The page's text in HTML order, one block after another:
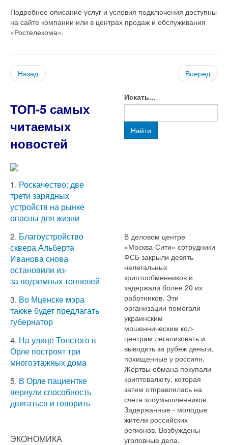
Подробное описание услуг и условия подключения доступны
на сайте компании или в центрах продаж и обслуживания
«Ростелекома».
Назад Вперед
ТОП-5 самых
читаемых
новостей
1. Роскачество: две
трети зарядных
устройств на рынке
опасны для жизни
2. Благоустройство
сквера Альберта
Иванова снова
остановили из-
за подземных тоннелей
3. Во Мценске мэра
также будет предлагать
губернатор
4. На улице Толстого в
Орле построят три
многоэтажных дома
5. В Орле пациентке
вернули способность
двигаться и говорить
ЭКОНОМИКА
Искать...
Найти
В деловом центре
«Москва-Сити» сотрудники
ФСБ закрыли девять
нелегальных
криптообменников и
задержали более 20 их
работников. Эти
организации помогали
украинским
мошенническим кол-
центрам легализовать и
выводить за рубеж деньги,
похищенные у россиян.
Жертвы обмана покупали
криптовалюту, которая
затем отправлялась на
счета злоумышленников.
Задержанные - молодые
жители российских
регионов. Возбуждены
уголовные дела.